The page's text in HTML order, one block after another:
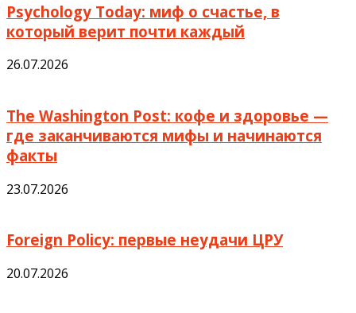
Psychology Today: миф о счастье, в
который верит почти каждый
26.07.2026
The Washington Post: кофе и здоровье —
где заканчиваются мифы и начинаются
факты
23.07.2026
Foreign Policy: первые неудачи ЦРУ
20.07.2026